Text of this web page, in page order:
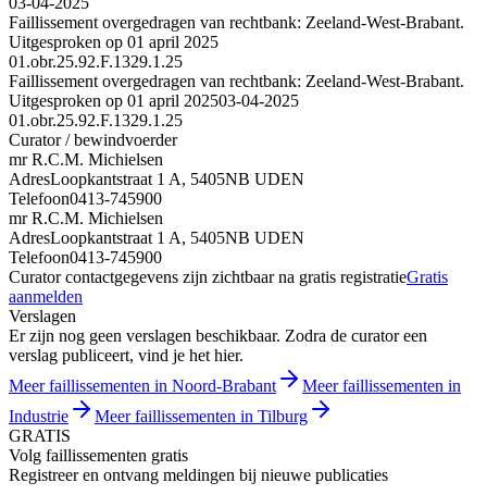
Faillissement overgedragen van rechtbank: Zeeland-West-Brabant.
Uitgesproken op 01 april 2025
01.obr.25.92.F.1329.1.25
Faillissement overgedragen van rechtbank: Zeeland-West-Brabant.
Uitgesproken op 01 april 202503-04-2025
01.obr.25.92.F.1329.1.25
Curator / bewindvoerder
mr R.C.M. Michielsen
AdresLoopkantstraat 1 A, 5405NB UDEN
Telefoon0413-745900
mr R.C.M. Michielsen
AdresLoopkantstraat 1 A, 5405NB UDEN
Telefoon0413-745900
Curator contactgegevens zijn zichtbaar na gratis registratieGratis
aanmelden
Verslagen
Er zijn nog geen verslagen beschikbaar. Zodra de curator een
verslag publiceert, vind je het hier.
Meer faillissementen in Noord-Brabant
Meer faillissementen in
Industrie
Meer faillissementen in Tilburg
GRATIS
Volg faillissementen gratis
Registreer en ontvang meldingen bij nieuwe publicaties